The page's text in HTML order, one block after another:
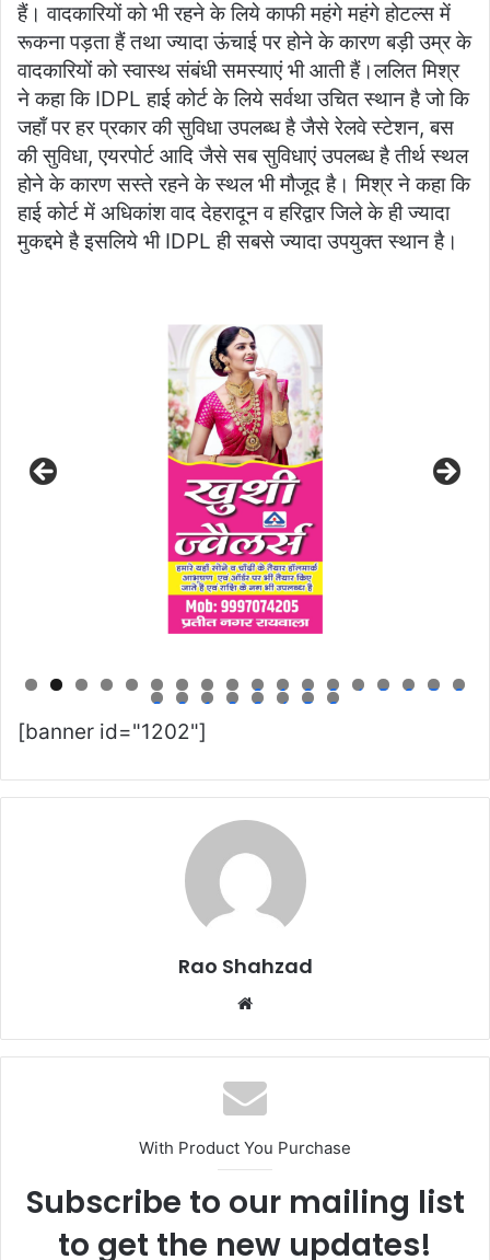
हैं। वादकारियों को भी रहने के लिये काफी महंगे महंगे होटल्स में
रूकना पड़ता हैं तथा ज्यादा ऊंचाई पर होने के कारण बड़ी उम्र के
वादकारियों को स्वास्थ संबंधी समस्याएं भी आती हैं।ललित मिश्र
ने कहा कि IDPL हाई कोर्ट के लिये सर्वथा उचित स्थान है जो कि
जहाँ पर हर प्रकार की सुविधा उपलब्ध है जैसे रेलवे स्टेशन, बस
की सुविधा, एयरपोर्ट आदि जैसे सब सुविधाएं उपलब्ध है तीर्थ स्थल
होने के कारण सस्ते रहने के स्थल भी मौजूद है। मिश्र ने कहा कि
हाई कोर्ट में अधिकांश वाद देहरादून व हरिद्वार जिले के ही ज्यादा
मुकद्दमे है इसलिये भी IDPL ही सबसे ज्यादा उपयुक्त स्थान है।
0 1 2 3 4 5 6 7 8
9 0 1 2 3 4 5 6
[banner id="1202"]
Rao Shahzad
Website
With Product You Purchase
Subscribe to our mailing list
to get the new updates!